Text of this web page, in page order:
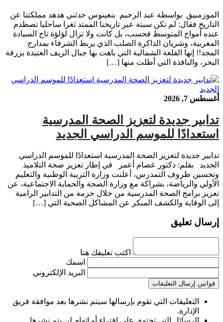
الموزمبيق بواسطة عبد الرحيم بنعينوس حدثني هدهد مملكتنا عن
التاريخ فقال: لم تكن سبتة عبر تاريخنا الممتد ثغرا ساحليا تصطدم
عنده أمواج المتوسط فحسب، بل كانت ولا تزال لؤلؤة تاج السيادة
المغربية، وشريان الذاكرة الصلب الذي يربط الشرفاء بمدارج
المجد!! إنها القلعة الشمالية التي باهت بها جبال الريف العتيدة بزرقة
البحر، والنافذة التي أطلت منها […]
أغسطس 7, 2026
تدابير جديدة لتعزيز الصحة المدرسية
استعدادًا للموسم الدراسي الجديد
تدابير جديدة لتعزيز الصحة المدرسية استعدادًا للموسم الدراسي
الجديد بقلم: دكتور عصام أعمر في إطار تعزيز صحة التلاميذ
وتحسين ظروف التمدرس، أعلنت وزارة التربية الوطنية والتعليم
الأولي والرياضة، بشراكة مع وزارة الصحة والحماية الاجتماعية، عن
تعزيز برامج الصحة المدرسية من خلال حزمة من التدابير الرامية
إلى الوقاية والكشف المبكر عن المشاكل الصحية التي […]
إرسال تعليق
اكتب تعليقك هنا
اسمك
البريد الإلكتروني
قوانين إرسال التعليقات
التعليقات التي تقوم بإرسالها سيتم نشرها بعد موافقة فريق
الإدارة.
الرسائل التي تحتوي على افتراء أو اتهام لن يتم نشرها.